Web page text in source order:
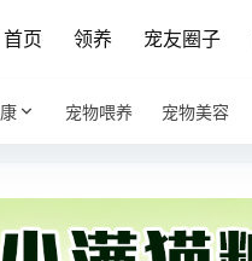
首页 领养 宠友圈子
宠物喂养 宠物美容